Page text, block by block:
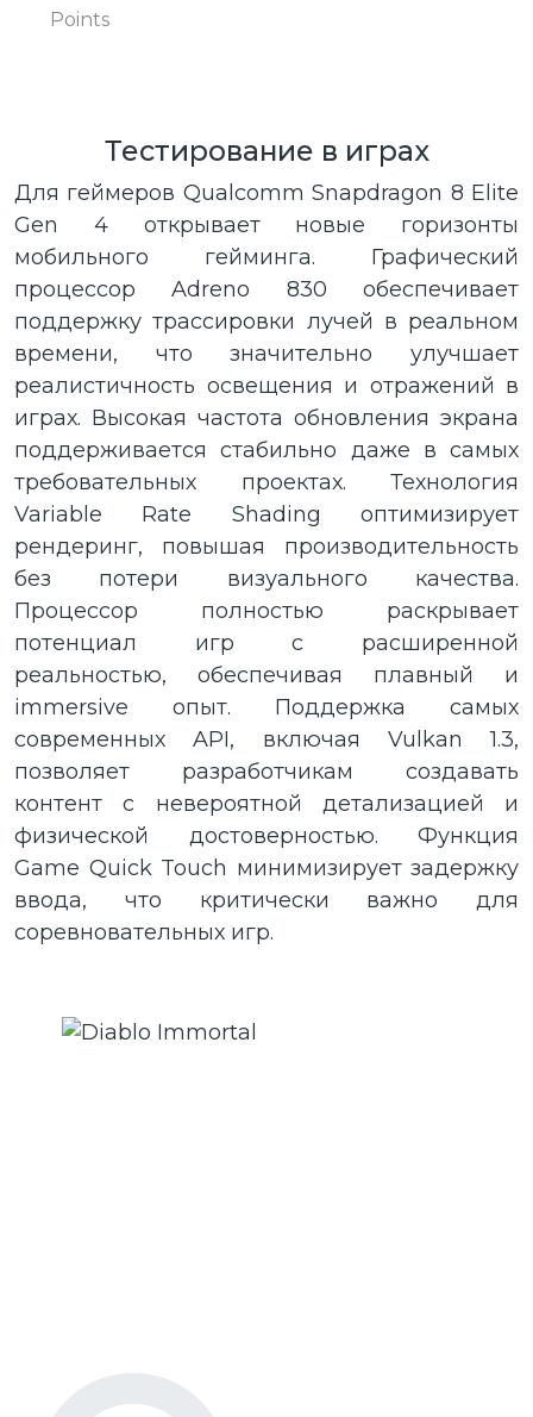
Points
Тестирование в играх
Для геймеров Qualcomm Snapdragon 8 Elite
Gen 4 открывает новые горизонты
мобильного гейминга. Графический
процессор Adreno 830 обеспечивает
поддержку трассировки лучей в реальном
времени, что значительно улучшает
реалистичность освещения и отражений в
играх. Высокая частота обновления экрана
поддерживается стабильно даже в самых
требовательных проектах. Технология
Variable Rate Shading оптимизирует
рендеринг, повышая производительность
без потери визуального качества.
Процессор полностью раскрывает
потенциал игр с расширенной
реальностью, обеспечивая плавный и
immersive опыт. Поддержка самых
современных API, включая Vulkan 1.3,
позволяет разработчикам создавать
контент с невероятной детализацией и
физической достоверностью. Функция
Game Quick Touch минимизирует задержку
ввода, что критически важно для
соревновательных игр.